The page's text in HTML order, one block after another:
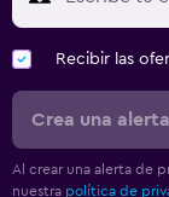
Recibir las
Crea una
Al crear una alerta de
nuestra política de